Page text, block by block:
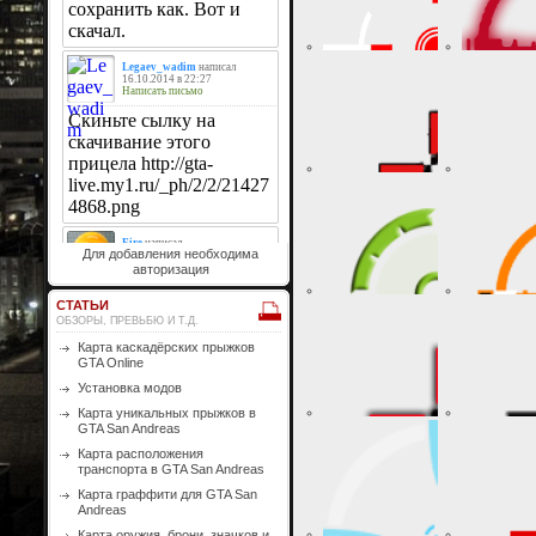
Для добавления необходима
авторизация
СТАТЬИ
ОБЗОРЫ, ПРЕВЬБЮ И Т.Д.
Карта каскадёрских прыжков
GTA Online
Установка модов
Карта уникальных прыжков в
GTA San Andreas
Карта расположения
транспорта в GTA San Andreas
Карта граффити для GTA San
Andreas